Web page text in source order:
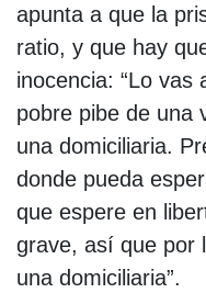
apunta a que la
ratio, y que hay
inocencia: “Lo vas
pobre pibe de una
una domiciliaria.
donde pueda
que espere en
grave, así que por
una domiciliaria”.